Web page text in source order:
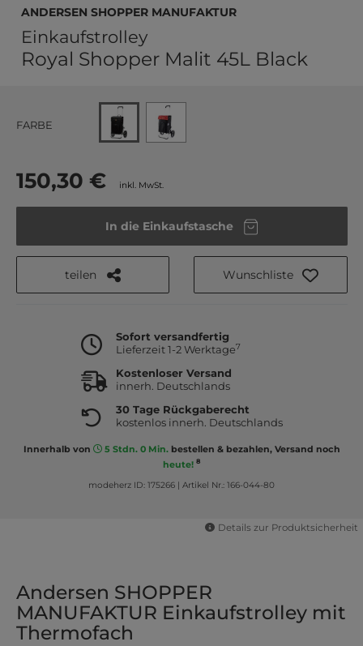
Andersen SHOPPER MANUFAKTUR
Einkaufstrolley
Royal Shopper Malit 45L Black
FARBE
150,30 € inkl. MwSt.
In die Einkaufstasche
teilen Wunschliste
Sofort versandfertig
Lieferzeit 1-2 Werktage7
Kostenloser Versand
innerh. Deutschlands
30 Tage Rückgaberecht
kostenlos innerh. Deutschlands
Innerhalb von 5 Stdn. 0 Min.bestellen & bezahlen, Versand noch
heute! 8
modeherz ID: 175266 Artikel Nr.: 166-044-80
Details zur Produktsicherheit
Andersen SHOPPER
MANUFAKTUR Einkaufstrolley mit
Thermofach